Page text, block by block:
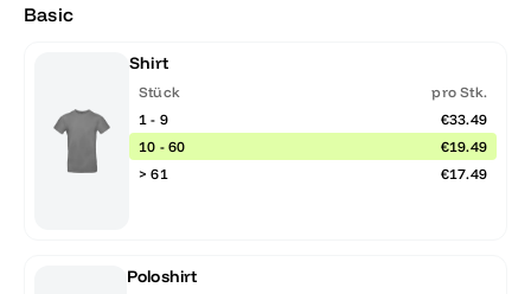
Basic
Shirt
Stück
pro Stk.
1 - 9
€33.49
10 - 60
€19.49
> 61
€17.49
Poloshirt